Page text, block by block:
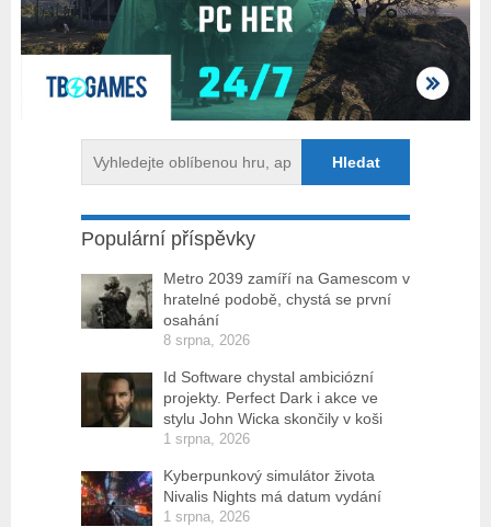
Populární příspěvky
Metro 2039 zamíří na Gamescom v
hratelné podobě, chystá se první
osahání
8 srpna, 2026
Id Software chystal ambiciózní
projekty. Perfect Dark i akce ve
stylu John Wicka skončily v koši
1 srpna, 2026
Kyberpunkový simulátor života
Nivalis Nights má datum vydání
1 srpna, 2026